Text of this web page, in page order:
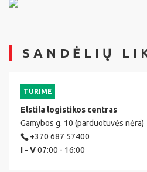
SANDĖLIŲ
TURIME
Elstila logistikos centras
Gamybos g. 10 (parduotuvės nėra)
+370 687 57400
I - V07:00 - 16:00